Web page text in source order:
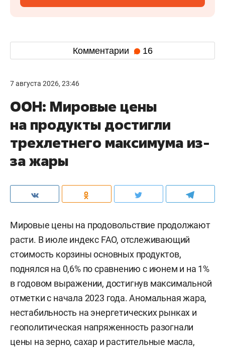
Комментарии 16
7 августа 2026, 23:46
ООН: Мировые цены
на продукты достигли
трехлетнего максимума из-
за жары
Мировые цены на продовольствие продолжают
расти. В июле индекс FAO, отслеживающий
стоимость корзины основных продуктов,
поднялся на 0,6% по сравнению с июнем и на 1%
в годовом выражении, достигнув максимальной
отметки с начала 2023 года. Аномальная жара,
нестабильность на энергетических рынках и
геополитическая напряженность разогнали
цены на зерно, сахар и растительные масла,